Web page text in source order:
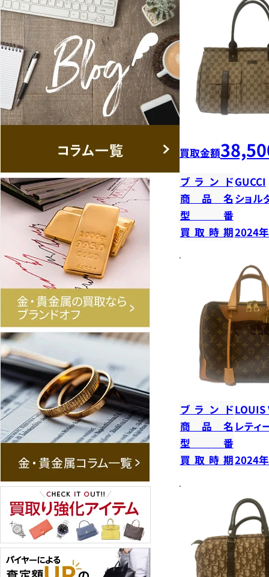
買取金額
ブランドGUCCI
商品名 ショル
型番
買取時期2024
ブランドLOUIS
商品名 レティ
型番
買取時期2024